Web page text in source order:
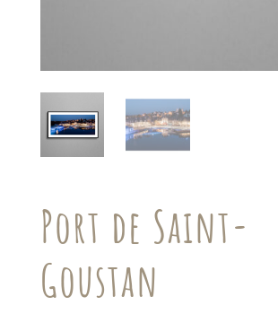
Port de Saint-
Goustan